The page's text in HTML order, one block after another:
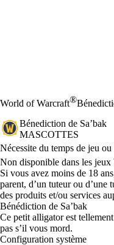
World of Warcraft®
Bénediction de Sa’bak
MASCOTTES
Prix
Available actions
Nécessite du temps de jeu
Non disponible dans les
Si vous avez moins de 18
parent, d’un tuteur ou d’une
des produits et/ou services
Bénédiction de Sa’bak
Ce petit alligator est
pas s’il vous mord.
Configuration système